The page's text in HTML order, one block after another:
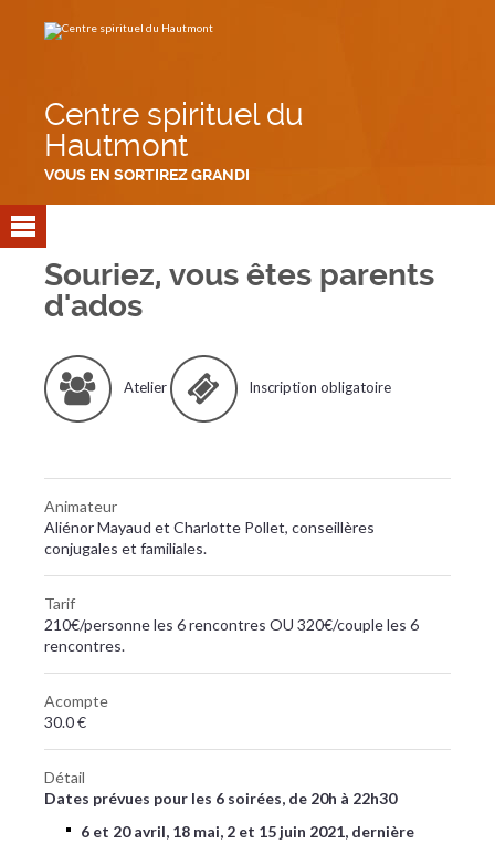
contenu.
Centre spirituel du
Hautmont
VOUS EN SORTIREZ GRANDI
Souriez, vous êtes parents
d'ados
Atelier Inscription obligatoire
Animateur
Aliénor Mayaud et Charlotte Pollet, conseillères
conjugales et familiales.
Tarif
210€/personne les 6 rencontres OU 320€/couple les 6
rencontres.
Acompte
30.0 €
Détail
Dates prévues pour les 6 soirées, de 20h à 22h30
6 et 20 avril, 18 mai, 2 et 15 juin 2021, dernière